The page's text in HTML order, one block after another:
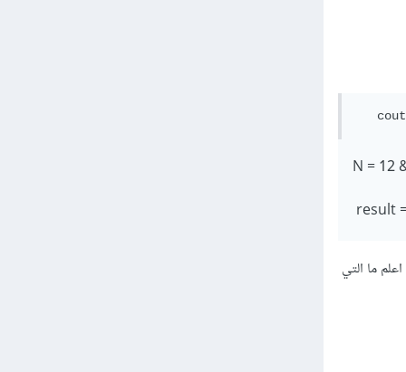
N = 12
result
لا اعلم ما التي